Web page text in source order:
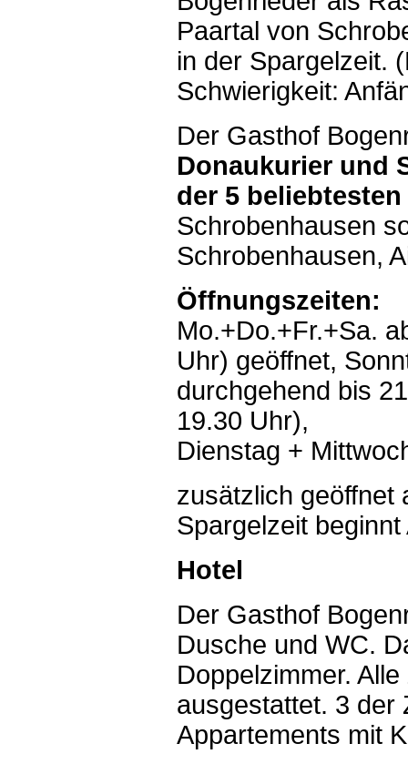
Paartal von
in der Spargelzeit.
Schwierigkeit:
Der Gasthof
Donaukurier und
der 5
Schrobenhausen
Schrobenhausen,
Öffnungszeiten:
Mo.+Do.+Fr.+Sa.
Uhr) geöffnet,
durchgehend bis
19.30 Uhr),
Dienstag +
zusätzlich geöffnet
Spargelzeit
Hotel
Der Gasthof
Dusche und WC.
Doppelzimmer.
ausgestattet. 3 der
Appartements mit